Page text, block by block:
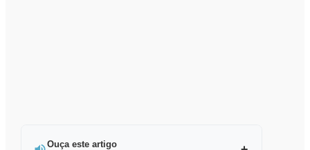
Ouça este artigo